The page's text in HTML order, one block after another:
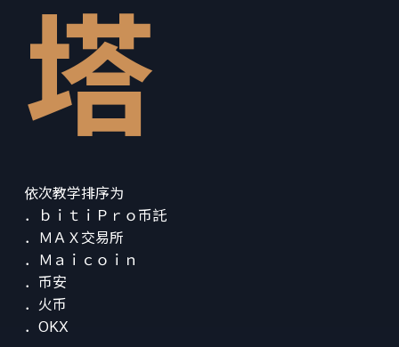
塔
依次教学排序为
．ｂｉｔｉＰｒｏ币託
．ＭＡＸ交易所
．Ｍａｉｃｏｉｎ
．币安
．火币
．OKX